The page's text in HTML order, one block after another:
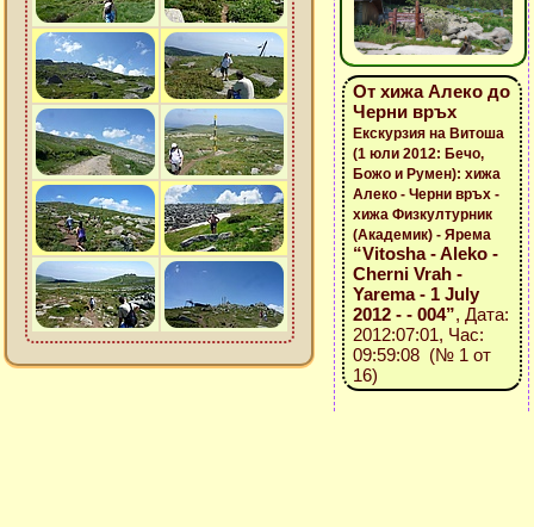
От хижа Алеко до
Черни връх
Екскурзия на Витоша
(1 юли 2012: Бечо,
Божо и Румен): хижа
Алеко - Черни връх -
хижа Физкултурник
(Академик) - Ярема
“Vitosha - Aleko -
Cherni Vrah -
Yarema - 1 July
2012 - - 004”, Дата:
2012:07:01, Час:
09:59:08 (№ 1 от
16)